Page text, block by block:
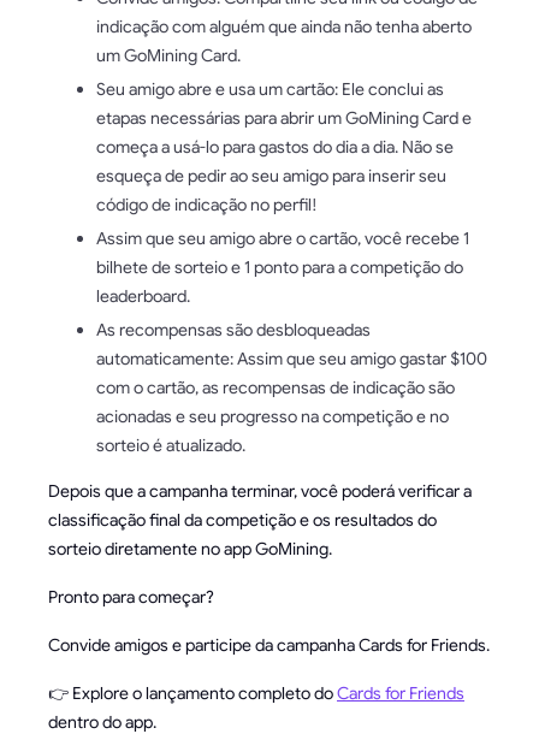
indicação com alguém que ainda não tenha aberto
um GoMining Card.
Seu amigo abre e usa um cartão: Ele conclui as
etapas necessárias para abrir um GoMining Card e
começa a usá-lo para gastos do dia a dia. Não se
esqueça de pedir ao seu amigo para inserir seu
código de indicação no perfil!
Assim que seu amigo abre o cartão, você recebe 1
bilhete de sorteio e 1 ponto para a competição do
leaderboard.
As recompensas são desbloqueadas
automaticamente: Assim que seu amigo gastar $100
com o cartão, as recompensas de indicação são
acionadas e seu progresso na competição e no
sorteio é atualizado.
Depois que a campanha terminar, você poderá verificar a
classificação final da competição e os resultados do
sorteio diretamente no app GoMining.
Pronto para começar?
Convide amigos e participe da campanha Cards for Friends.
👉 Explore o lançamento completo doCards for Friends
dentro do app.